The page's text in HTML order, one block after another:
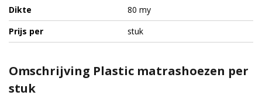
Dikte
80 my
Prijs per
stuk
Omschrijving Plastic matrashoezen per
stuk